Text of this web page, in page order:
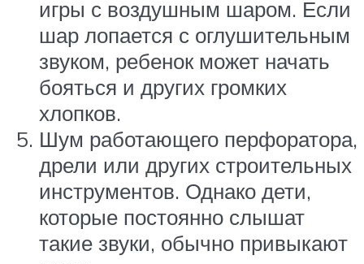
игры с воздушным шаром. Если
шар лопается с оглушительным
звуком, ребенок может начать
бояться и других громких
хлопков.
Шум работающего перфоратора,
дрели или других строительных
инструментов. Однако дети,
которые постоянно слышат
такие звуки, обычно привыкают